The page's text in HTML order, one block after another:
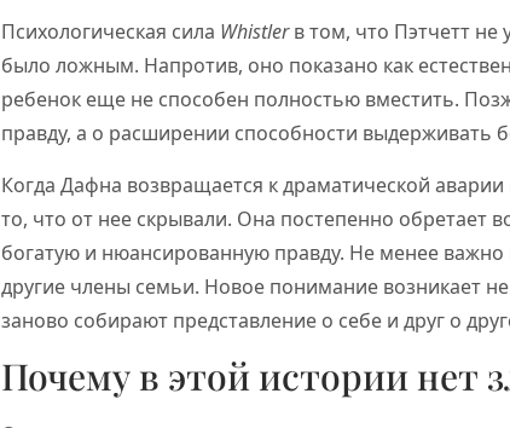
Психологическая сила Whistlerв том, что Пэтчетт не
было ложным. Напротив, оно показано как
ребенок еще не способен полностью вместить.
правду, а о расширении способности выдерживать
Когда Дафна возвращается к драматической
то, что от нее скрывали. Она постепенно обретает
богатую и нюансированную правду. Не менее важно
другие члены семьи. Новое понимание возникает
заново собирают представление о себе и друг о
Почему в этой истории нет